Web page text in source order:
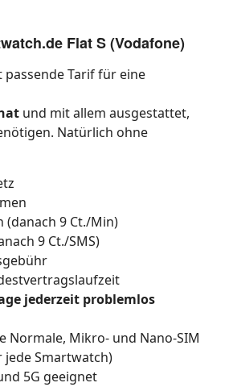
Flat S (Vodafone)
Tarif für eine
und mit allem ausgestattet,
Natürlich ohne
(danach 9 Ct./Min)
9 Ct./SMS)
jederzeit problemlos
Normale, Mikro- und Nano-SIM
jede Smartwatch)
5G geeignet